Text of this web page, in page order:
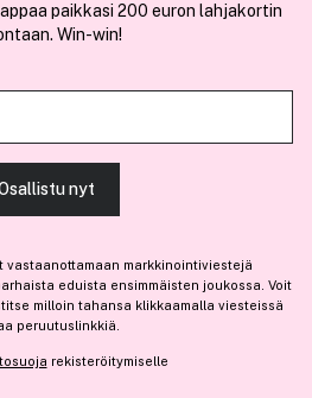
ominaisuuksien tukemiseen ja
voivat yhdistää näitä tietoja muihin
AS
neuvoa ammattitason hiustuotteista,
paikkasi 200 euron lahjakortin
Win-win!
nyt
vastaanottamaan markkinointiviestejä
eduista ensimmäisten joukossa. Voit
milloin tahansa klikkaamalla viesteissä
peruutuslinkkiä.
rekisteröitymiselle